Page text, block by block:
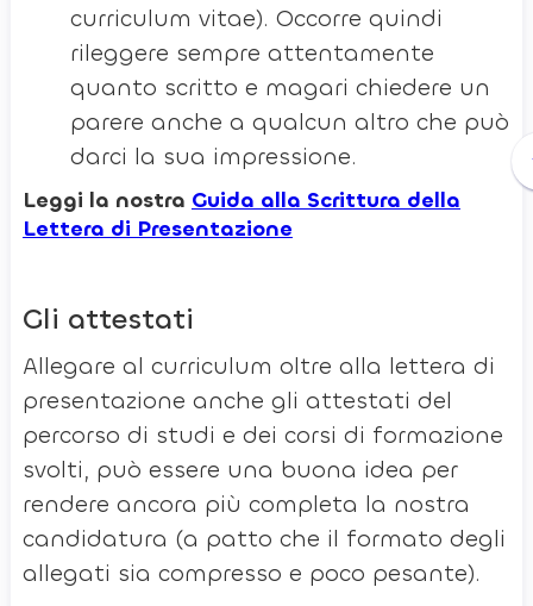
curriculum vitae). Occorre quindi
rileggere sempre attentamente
quanto scritto e magari chiedere un
parere anche a qualcun altro che può
darci la sua impressione.
Leggi la nostra Guida alla Scrittura della
Lettera di Presentazione
Gli attestati
Allegare al curriculum oltre alla lettera di
presentazione anche gli attestati del
percorso di studi e dei corsi di formazione
svolti, può essere una buona idea per
rendere ancora più completa la nostra
candidatura (a patto che il formato degli
allegati sia compresso e poco pesante).